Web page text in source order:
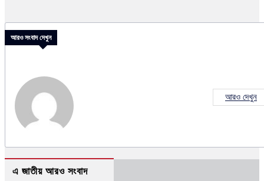
আরও সংবাদ দেখুন
আরও দেখুন
এ জাতীয় আরও সংবাদ